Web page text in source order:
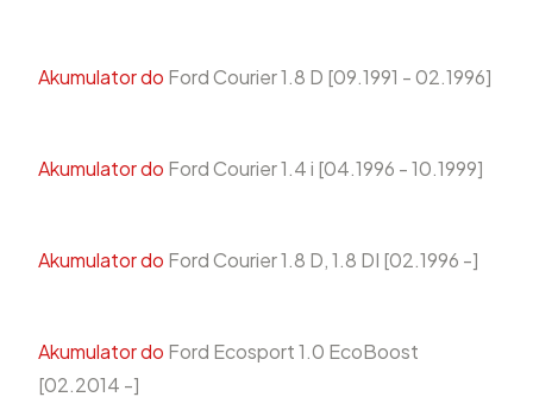
Akumulator do Ford Courier 1.8 D [09.1991 - 02.1996]
Akumulator do Ford Courier 1.4 i [04.1996 - 10.1999]
Akumulator do Ford Courier 1.8 D, 1.8 DI [02.1996 -]
Akumulator do Ford Ecosport 1.0 EcoBoost
[02.2014 -]